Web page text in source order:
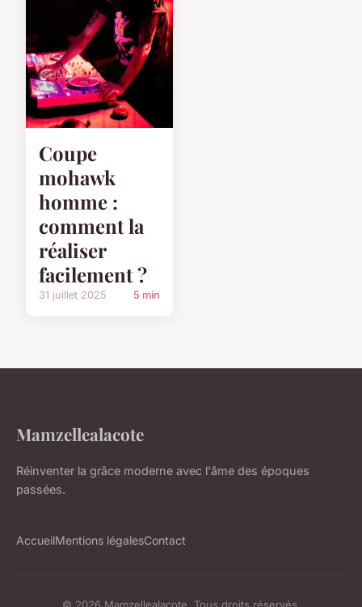
Coupe
mohawk
homme :
comment la
réaliser
facilement ?
31 juillet 2025 5 min
Mamzellealacote
Réinventer la grâce moderne avec l'âme des époques
passées.
AccueilMentions légalesContact